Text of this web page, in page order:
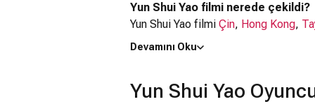
Yun Shui Yao filmi nerede çekildi?
Yun Shui Yao filmi Çin, Hong Kong,
Kaç saat?
IMDb puanı kaç?
Devamını Oku
Yun Shui Yao